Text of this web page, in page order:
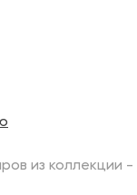
из коллекции -